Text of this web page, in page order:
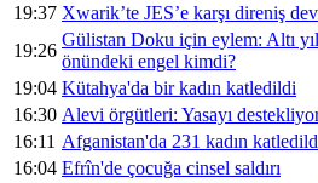
19:37 Xwarik’te JES’e karşı direniş
19:26
Gülistan Doku için eylem: Altı
önündeki engel kimdi?
19:04 Kütahya'da bir kadın katledildi
16:30 Alevi örgütleri: Yasayı
16:11 Afganistan'da 231 kadın
16:04 Efrîn'de çocuğa cinsel saldırı